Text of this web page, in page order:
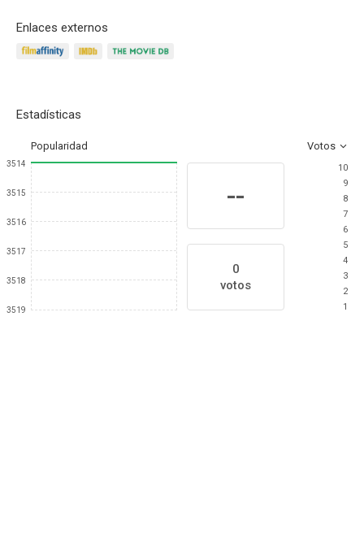
Enlaces externos
Estadísticas
Popularidad Votos
3514
3515
3516
3517
3518
3519
--
0
votos
10
9
8
7
6
5
4
3
2
1